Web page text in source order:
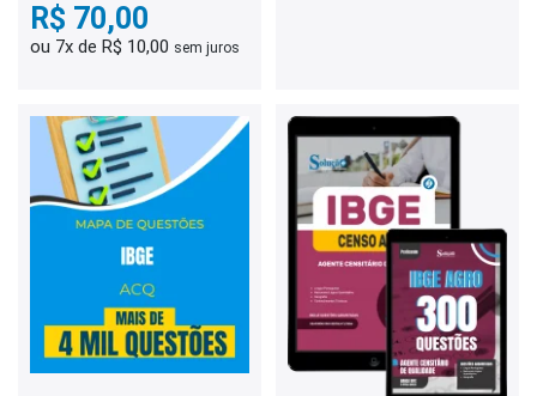
R$ 70,00
ou 7x de R$ 10,00 sem juros